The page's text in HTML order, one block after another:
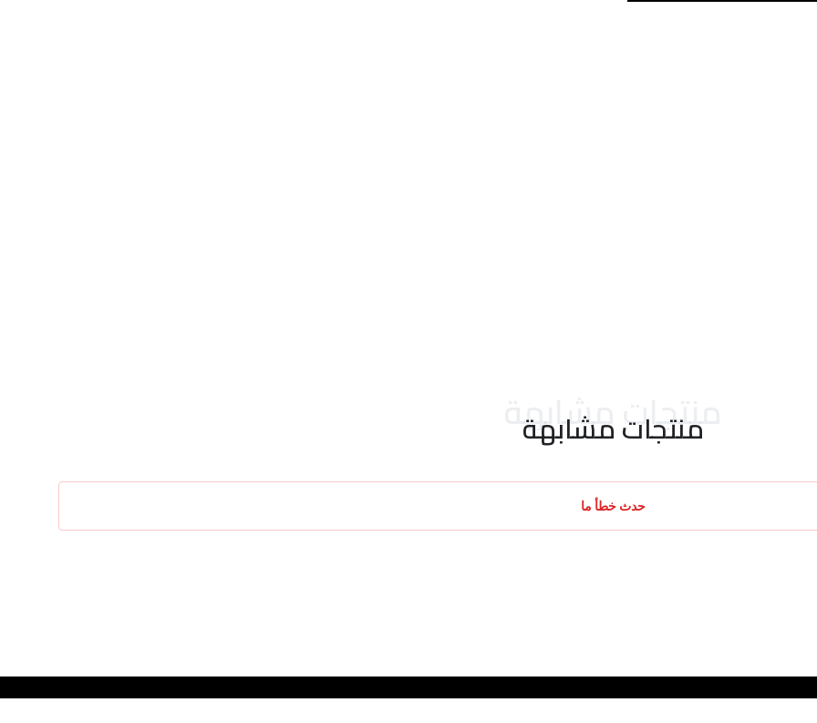
منتجات مشابهة
منتجات مشابهة
حدث خطأ ما